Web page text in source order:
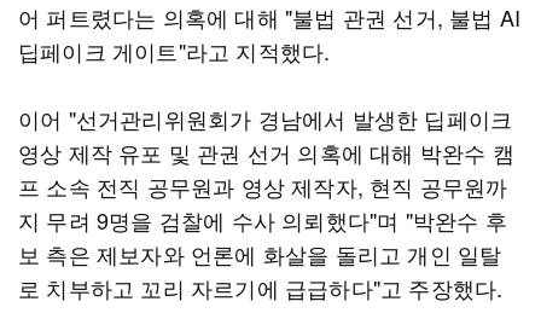
어 퍼트렸다는 의혹에 대해 "불법 관권 선거, 불법 AI
딥페이크 게이트"라고 지적했다.
이어 "선거관리위원회가 경남에서 발생한 딥페이크
영상 제작 유포 및 관권 선거 의혹에 대해 박완수 캠
프 소속 전직 공무원과 영상 제작자, 현직 공무원까
지 무려 9명을 검찰에 수사 의뢰했다"며 "박완수 후
보 측은 제보자와 언론에 화살을 돌리고 개인 일탈
로 치부하고 꼬리 자르기에 급급하다"고 주장했다.